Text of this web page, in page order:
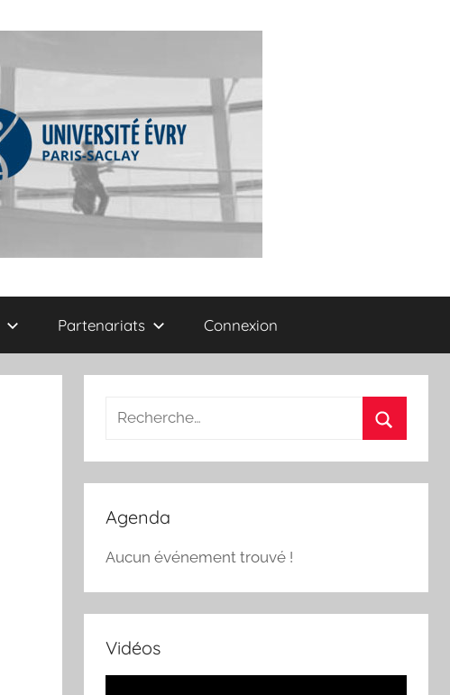
Partenariats Connexion
Recherche
:
Agenda
Aucun événement trouvé !
Vidéos